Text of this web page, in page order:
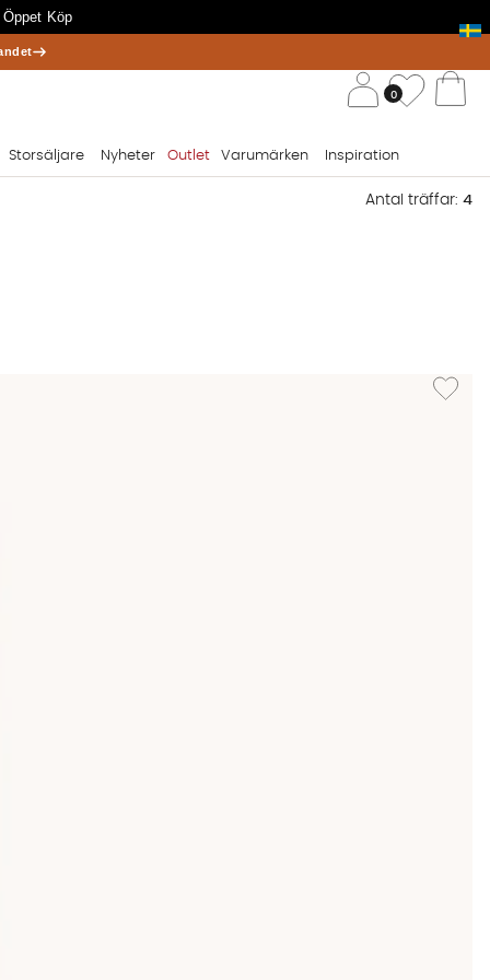
Köp
0
Storsäljare Nyheter Outlet Varumärken Inspiration
Antal träffar: 4
Lägg till